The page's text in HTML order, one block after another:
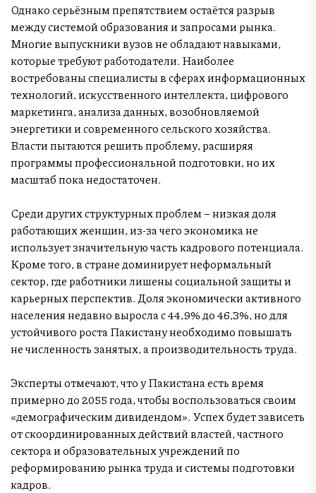
Однако серьёзным препятствием остаётся разрыв
между системой образования и запросами рынка.
Многие выпускники вузов не обладают навыками,
которые требуют работодатели. Наиболее
востребованы специалисты в сферах информационных
технологий, искусственного интеллекта, цифрового
маркетинга, анализа данных, возобновляемой
энергетики и современного сельского хозяйства.
Власти пытаются решить проблему, расширяя
программы профессиональной подготовки, но их
масштаб пока недостаточен.
Среди других структурных проблем – низкая доля
работающих женщин, из-за чего экономика не
использует значительную часть кадрового потенциала.
Кроме того, в стране доминирует неформальный
сектор, где работники лишены социальной защиты и
карьерных перспектив. Доля экономически активного
населения недавно выросла с 44,9% до 46,3%, но для
устойчивого роста Пакистану необходимо повышать
не численность занятых, а производительность труда.
Эксперты отмечают, что у Пакистана есть время
примерно до 2055 года, чтобы воспользоваться своим
«демографическим дивидендом». Успех будет зависеть
от скоординированных действий властей, частного
сектора и образовательных учреждений по
реформированию рынка труда и системы подготовки
кадров.